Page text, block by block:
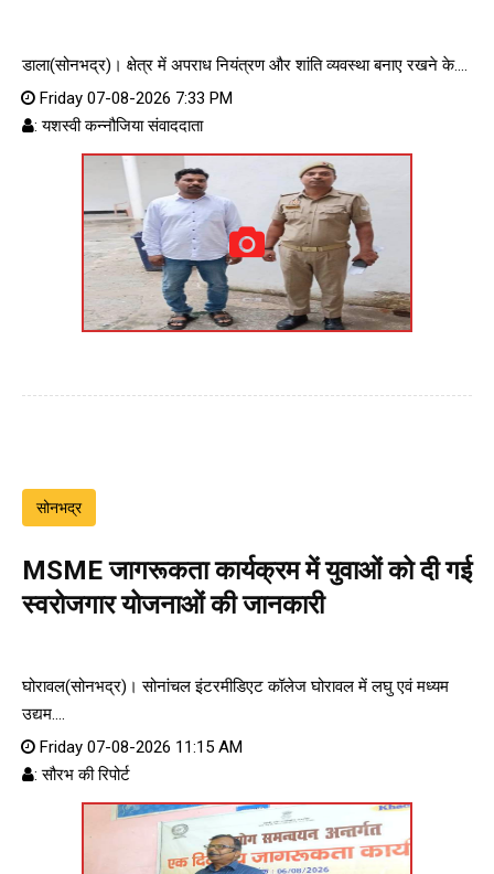
डाला(सोनभद्र)। क्षेत्र में अपराध नियंत्रण और शांति व्यवस्था बनाए रखने के....
Friday 07-08-2026 7:33 PM
: यशस्वी कन्नौजिया संवाददाता
सोनभद्र
MSME जागरूकता कार्यक्रम में युवाओं को दी गई
स्वरोजगार योजनाओं की जानकारी
घोरावल(सोनभद्र)। सोनांचल इंटरमीडिएट कॉलेज घोरावल में लघु एवं मध्यम
उद्यम....
Friday 07-08-2026 11:15 AM
: सौरभ की रिपोर्ट